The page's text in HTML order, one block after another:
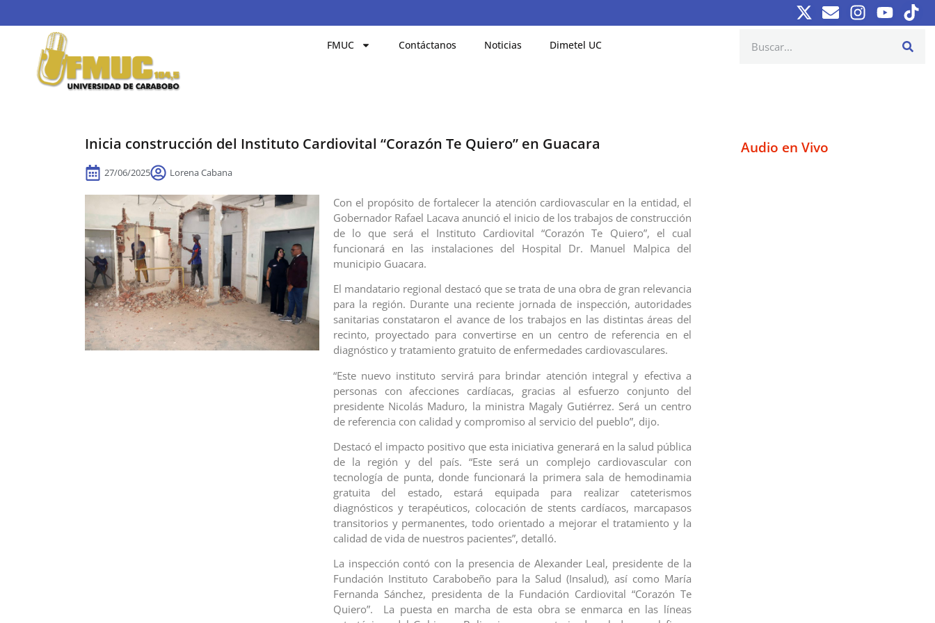
FMUC Contáctanos Noticias Dimetel UC
Inicia construcción del Instituto Cardiovital “Corazón Te Quiero” en Guacara
27/06/2025 Lorena Cabana
Con el propósito de fortalecer la atención cardiovascular en la entidad, el
Gobernador Rafael Lacava anunció el inicio de los trabajos de construcción
de lo que será el Instituto Cardiovital “Corazón Te Quiero”, el cual
funcionará en las instalaciones del Hospital Dr. Manuel Malpica del
municipio Guacara.
El mandatario regional destacó que se trata de una obra de gran relevancia
para la región. Durante una reciente jornada de inspección, autoridades
sanitarias constataron el avance de los trabajos en las distintas áreas del
recinto, proyectado para convertirse en un centro de referencia en el
diagnóstico y tratamiento gratuito de enfermedades cardiovasculares.
“Este nuevo instituto servirá para brindar atención integral y efectiva a
personas con afecciones cardíacas, gracias al esfuerzo conjunto del
presidente Nicolás Maduro, la ministra Magaly Gutiérrez. Será un centro
de referencia con calidad y compromiso al servicio del pueblo”, dijo.
Destacó el impacto positivo que esta iniciativa generará en la salud pública
de la región y del país. “Este será un complejo cardiovascular con
tecnología de punta, donde funcionará la primera sala de hemodinamia
gratuita del estado, estará equipada para realizar cateterismos
diagnósticos y terapéuticos, colocación de stents cardíacos, marcapasos
transitorios y permanentes, todo orientado a mejorar el tratamiento y la
calidad de vida de nuestros pacientes”, detalló.
La inspección contó con la presencia de Alexander Leal, presidente de la
Fundación Instituto Carabobeño para la Salud (Insalud), así como María
Fernanda Sánchez, presidenta de la Fundación Cardiovital “Corazón Te
Quiero”. La puesta en marcha de esta obra se enmarca en las líneas
Audio en Vivo